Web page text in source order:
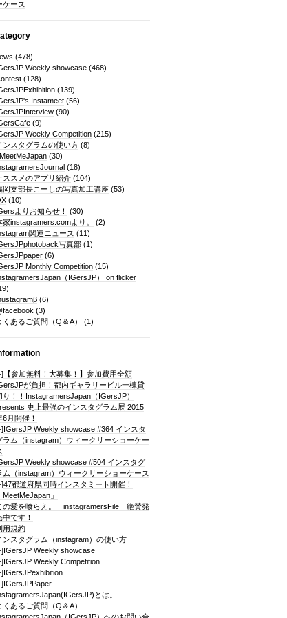
ケース
(478)
Weekly showcase(468)
(128)
(139)
Instameet(56)
(90)
(9)
Weekly Competition(215)
ンスタグラムの使い方(8)
(30)
(18)
ススメのアプリ紹介(104)
岡支部長こーしの写真加工講座(53)
(10)
よりお知らせ！
(30)
家instagramers.comより。
(2)
関連ニュース (11)
写真部(1)
(6)
Monthly Competition(15)
（IGersJP） on flicker
(6)
(3)
くあるご質問（Q＆A）
(1)
【参加無料！大募集！】参加費用全額
が負担！都内ギャラリービル一棟貸
り！！InstagramersJapan（IGersJP）
史上最強のインスタグラム展 2015
6月開催！
IGersJP Weekly showcase #364 インスタ
ラム（instagram）ウィークリーショーケー
Weekly showcase #504 インスタグ
ム（instagram）ウィークリーショーケース
47都道府県同時インスタミート開催！
MeetMeJapan」
の愛を喰らえ。 instagramersFile 絶賛発
中です！
用規約
ンスタグラム（instagram）の使い方
IGersJP Weekly showcase
IGersJP Weekly Competition
IGersJPexhibition
IGersJPPaper
とは。
くあるご質問（Q＆A）